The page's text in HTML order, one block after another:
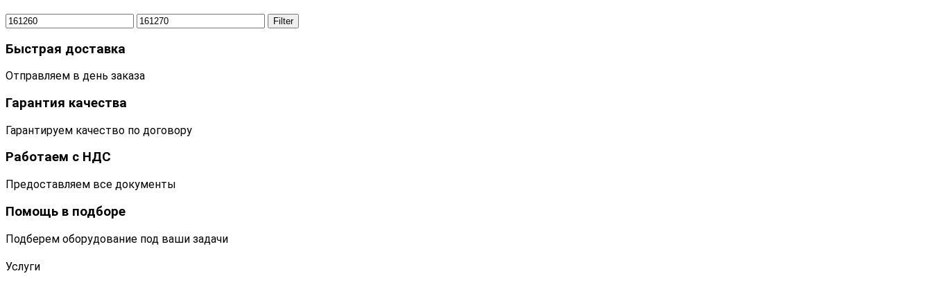
Filter
Быстрая доставка
Отправляем в день заказа
Гарантия качества
Гарантируем качество по договору
Работаем с НДС
Предоставляем все документы
Помощь в подборе
Подберем оборудование под ваши задачи
Услуги